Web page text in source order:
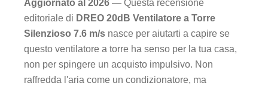
Aggiornato al 2026 — Questa recensione
editoriale di DREO 20dB Ventilatore a Torre
Silenzioso 7.6 m/s nasce per aiutarti a capire se
questo ventilatore a torre ha senso per la tua casa,
non per spingere un acquisto impulsivo. Non
raffredda l'aria come un condizionatore, ma